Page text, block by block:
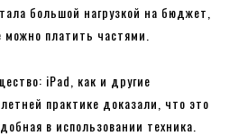
большой нагрузкой на бюджет,
можно платить частями.
iPad, как и другие
практике доказали, что это
в использовании техника.